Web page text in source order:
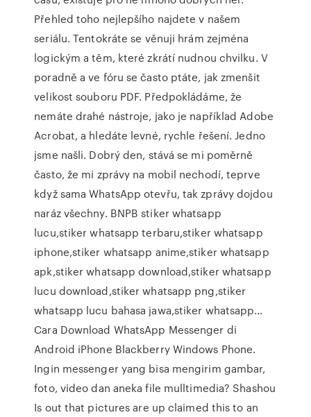
Přehled toho nejlepšího najdete v našem
seriálu. Tentokráte se věnuji hrám zejména
logickým a těm, které zkrátí nudnou chvilku. V
poradně a ve fóru se často ptáte, jak zmenšit
velikost souboru PDF. Předpokládáme, že
nemáte drahé nástroje, jako je například Adobe
Acrobat, a hledáte levné, rychle řešení. Jedno
jsme našli. Dobrý den, stává se mi poměrně
často, že mi zprávy na mobil nechodí, teprve
když sama WhatsApp otevřu, tak zprávy dojdou
naráz všechny. BNPB stiker whatsapp
lucu,stiker whatsapp terbaru,stiker whatsapp
iphone,stiker whatsapp anime,stiker whatsapp
apk,stiker whatsapp download,stiker whatsapp
lucu download,stiker whatsapp png,stiker
whatsapp lucu bahasa jawa,stiker whatsapp…
Cara Download WhatsApp Messenger di
Android iPhone Blackberry Windows Phone.
Ingin messenger yang bisa mengirim gambar,
foto, video dan aneka file mulltimedia? Shashou
Is out that pictures are up claimed this to an